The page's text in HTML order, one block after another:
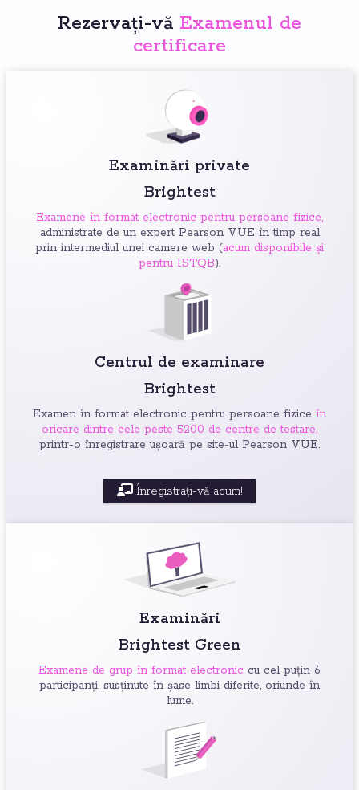
Rezervați-vă Examenul de
certificare
Examinări private
Brightest
Examene în format electronic pentru persoane fizice,
administrate de un expert Pearson VUE în timp real
prin intermediul unei camere web (acum disponibile și
pentru ISTQB).
Centrul de examinare
Brightest
Examen în format electronic pentru persoane fizice în
oricare dintre cele peste 5200 de centre de testare,
printr-o înregistrare ușoară pe site-ul Pearson VUE.
Înregistrați-vă acum!
Examinări
Brightest Green
Examene de grup în format electronic cu cel puțin 6
participanți, susținute în șase limbi diferite, oriunde în
lume.